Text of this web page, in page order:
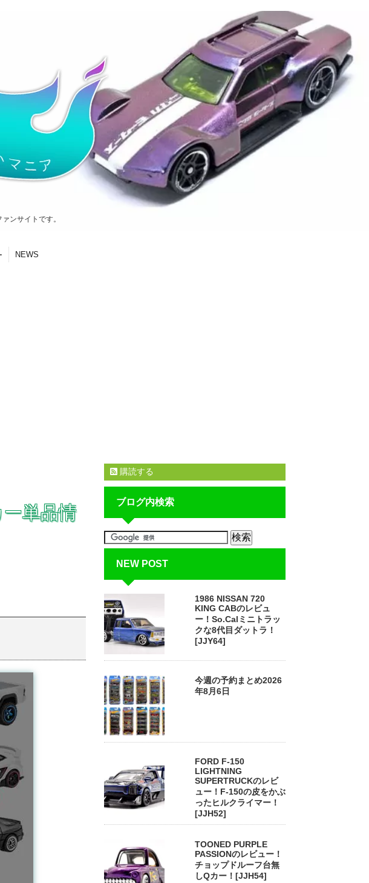
ンサイトです。
NEWS
単品情
購読する
ブログ内検索
NEW POST
1986 NISSAN 720
KING CABのレビュ
ー！So.Calミニトラッ
クな8代目ダットラ！
[JJY64]
今週の予約まとめ2026
年8月6日
FORD F-150
LIGHTNING
SUPERTRUCKのレビ
ュー！F-150の皮をかぶ
ったヒルクライマー！
[JJH52]
TOONED PURPLE
PASSIONのレビュー！
チョップドルーフ台無
しQカー！[JJH54]